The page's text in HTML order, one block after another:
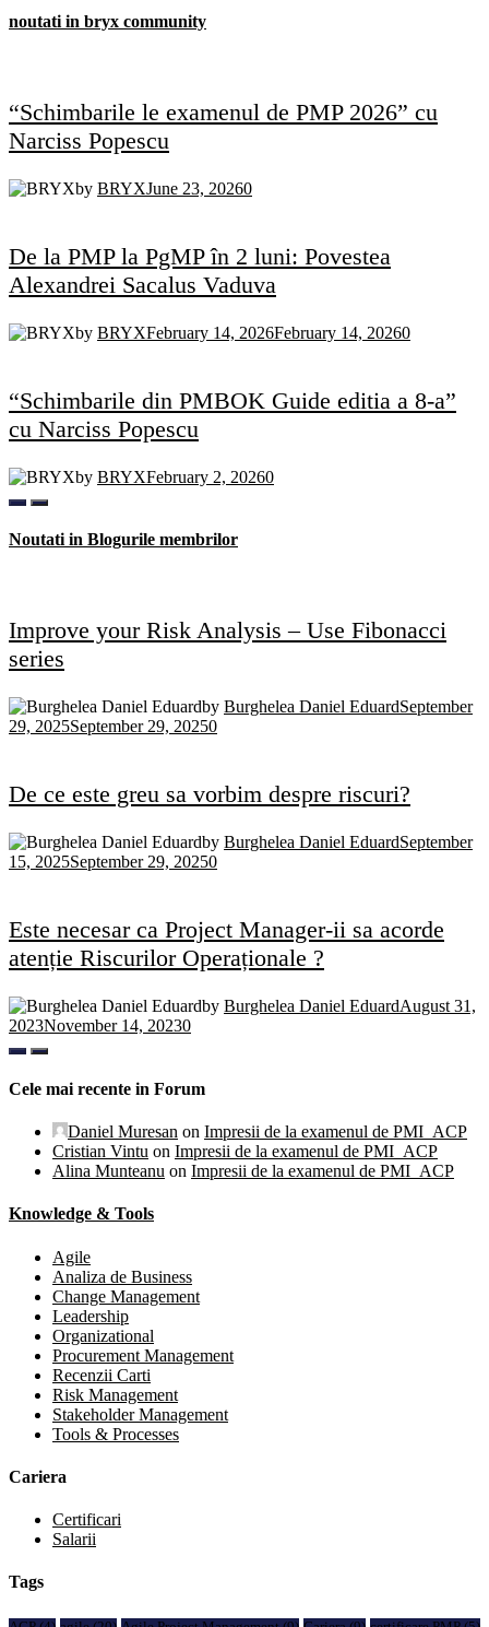
noutati in bryx community
“Schimbarile le examenul de PMP 2026” cu
Narciss Popescu
by BRYXJune 23, 20260
De la PMP la PgMP în 2 luni: Povestea
Alexandrei Sacalus Vaduva
by BRYXFebruary 14, 2026February 14, 20260
“Schimbarile din PMBOK Guide editia a 8-a”
cu Narciss Popescu
by BRYXFebruary 2, 20260
Noutati in Blogurile membrilor
Improve your Risk Analysis – Use Fibonacci
series
by Burghelea Daniel EduardSeptember
29, 2025September 29, 20250
De ce este greu sa vorbim despre riscuri?
by Burghelea Daniel EduardSeptember
15, 2025September 29, 20250
Este necesar ca Project Manager-ii sa acorde
atenție Riscurilor Operaționale ?
by Burghelea Daniel EduardAugust 31,
2023November 14, 20230
Cele mai recente in Forum
Daniel Muresan on Impresii de la examenul de PMI_ACP
Cristian Vintu on Impresii de la examenul de PMI_ACP
Alina Munteanu on Impresii de la examenul de PMI_ACP
Knowledge & Tools
Agile
Analiza de Business
Change Management
Leadership
Organizational
Procurement Management
Recenzii Carti
Risk Management
Stakeholder Management
Tools & Processes
Cariera
Certificari
Salarii
Tags